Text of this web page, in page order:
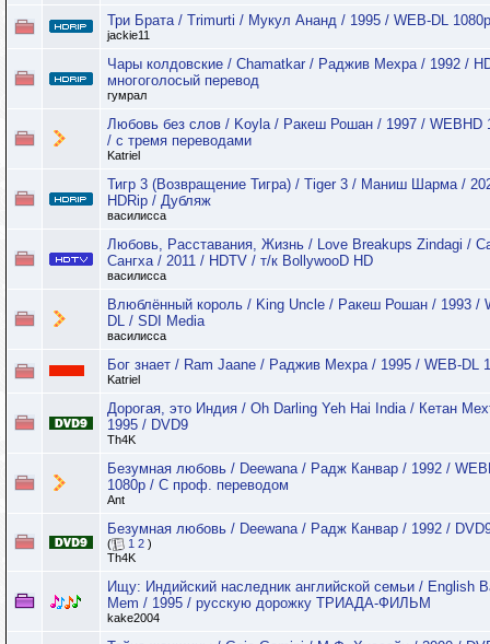
Три Брата / Trimurti / Мукул Ананд / 1995 / WEB-DL 1080p
jackie11
Чары колдовские / Chamatkar / Раджив Мехра / 1992 /
многоголосый перевод
гумрал
Любовь без слов / Koyla / Ракеш Рошан / 1997 / WEBHD
/ с тремя переводами
Katriel
Тигр 3 (Возвращение Тигра) / Tiger 3 / Маниш Шарма /
HDRip / Дубляж
василисса
Любовь, Расставания, Жизнь / Love Breakups Zindagi /
Сангха / 2011 / HDTV / т/к BollywooD HD
василисса
Влюблённый король / King Uncle / Ракеш Рошан / 1993 /
DL / SDI Media
василисса
Бог знает / Ram Jaane / Раджив Мехра / 1995 / WEB-DL
Katriel
Дорогая, это Индия / Oh Darling Yeh Hai India / Кетан
1995 / DVD9
Th4K
Безумная любовь / Deewana / Радж Канвар / 1992 /
1080p / C проф. переводом
Ant
Безумная любовь / Deewana / Радж Канвар / 1992 /
( 1 2 )
Th4K
Ищу: Индийский наследник английской семьи / English
Mem / 1995 / русскую дорожку ТРИАДА-ФИЛЬМ
kake2004